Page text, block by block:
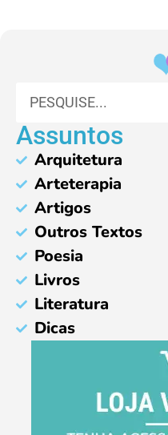
Assuntos
Arquitetura
Arteterapia
Artigos
Outros Textos
Poesia
Livros
Literatura
Dicas